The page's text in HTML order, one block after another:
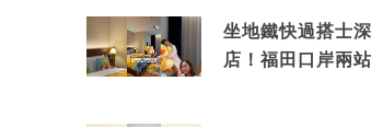
坐地鐵快過搭士
店！福田口岸兩